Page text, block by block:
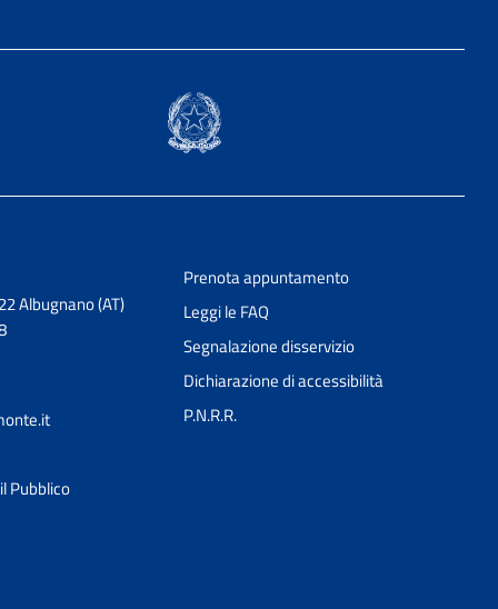
Albugnano (AT)
Pubblico
Prenota appuntamento
Leggi le FAQ
Segnalazione disservizio
Dichiarazione di accessibilità
P.N.R.R.